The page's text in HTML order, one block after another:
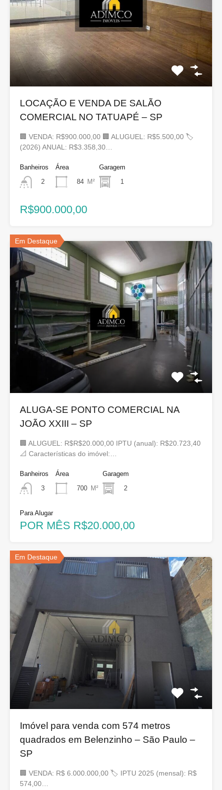
LOCAÇÃO E VENDA DE SALÃO
COMERCIAL NO TATUAPÉ – SP
🏢 VENDA: R$900.000,00 🏢 ALUGUEL: R$5.500,00 🏷
(2026) ANUAL: R$3.358,30…
Banheiros
2
Área
84 M²
Garagem
1
R$900.000,00
Em Destaque
ALUGA-SE PONTO COMERCIAL NA
JOÃO XXIII – SP
🏢 ALUGUEL: R$R$20.000,00 IPTU (anual): R$20.723,40
📐 Características do imóvel:…
Banheiros
3
Área
700 M²
Garagem
2
Para Alugar
POR MÊS R$20.000,00
Em Destaque
Imóvel para venda com 574 metros
quadrados em Belenzinho – São Paulo –
SP
🏢 VENDA: R$ 6.000.000,00 🏷 IPTU 2025 (mensal): R$
574,00…